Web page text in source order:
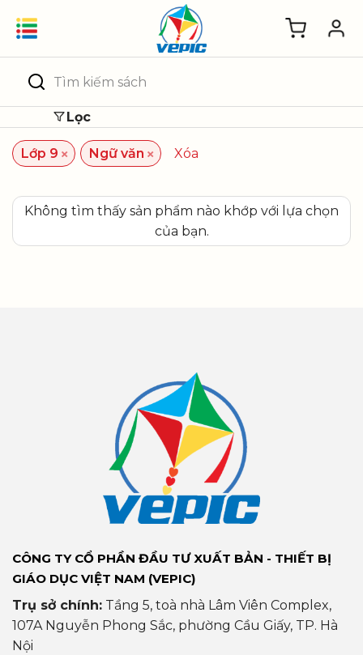
Tìm
kiếm:
Lọc
Lớp 9 × Ngữ văn × Xóa
Không tìm thấy sản phẩm nào khớp với lựa chọn
của bạn.
CÔNG TY CỔ PHẦN ĐẦU TƯ XUẤT BẢN - THIẾT BỊ
GIÁO DỤC VIỆT NAM (VEPIC)
Trụ sở chính: Tầng 5, toà nhà Lâm Viên Complex,
107A Nguyễn Phong Sắc, phường Cầu Giấy, TP. Hà
Nội